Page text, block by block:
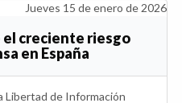
Jueves 15 de enero de 2026
el creciente riesgo
en España
Libertad de Información